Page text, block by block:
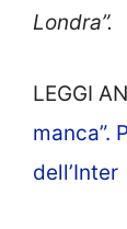
Londra”.
LEGGI
manca”.
dell’Inter